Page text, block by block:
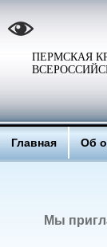
ПЕРМСКАЯ
Главная Об
Мы